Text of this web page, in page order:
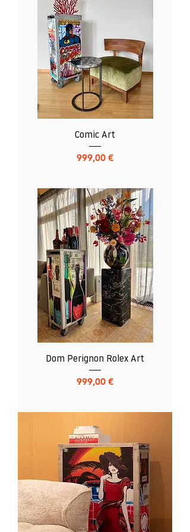
Comic Art
Preis
999,00 €
Dom Perignon Rolex Art
Preis
999,00 €